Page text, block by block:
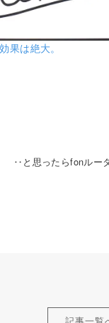
果は絶大。
‥と思ったらfonルー